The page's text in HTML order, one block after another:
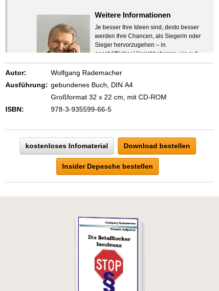
Weitere Informationen
Je besser Ihre Ideen sind, desto besser
werden Ihre Chancen, als Siegerin oder
Sieger hervorzugehen – in
geschäftlicher Hinsicht ebenso wie auf
beruflichem oder privatem Gebiet. Denn
eins ist todsicher:
Zeigen Sie mit der Maus hierhin, um
Autor:
Wolfgang Rademacher
Ausführung: gebundenes Buch, DIN A4
Großformat 32 x 22 cm, mit CD-ROM
ISBN:
978-3-935599-66-5
kostenloses Infomaterial Download bestellen
Insider Depesche bestellen